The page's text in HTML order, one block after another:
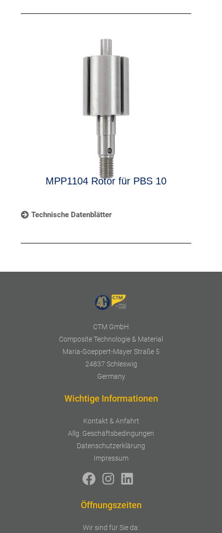
MPP1104 Rotor für PBS 10
Technische Datenblätter
CTM GmbH
Composite Technologie & Material
Maria-Goeppert-Mayer Straße 5
24837 Schleswig
Germany
Wichtige Informationen
Kontakt & Anfahrt
Allg. Geschäftsbedingungen
Datenschutzerklärung
Impressum
Öffnungszeiten
Wir sind für Sie da: